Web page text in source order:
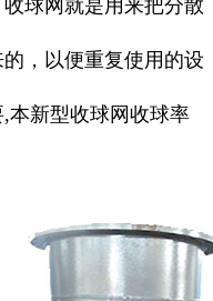
球网就是用来把分散
，以便重复使用的设
本新型收球网收球率